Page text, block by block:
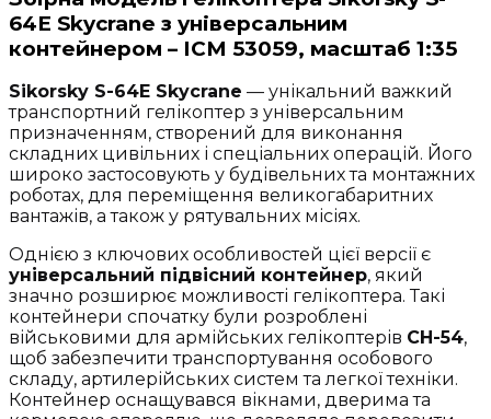
універсальним
контейнером
(53059)
64E Skycrane з універсальним
контейнером – ICM 53059, масштаб 1:35
Sikorsky S-64E Skycrane — унікальний важкий
транспортний гелікоптер з універсальним
призначенням, створений для виконання
складних цивільних і спеціальних операцій. Його
широко застосовують у будівельних та монтажних
роботах, для переміщення великогабаритних
вантажів, а також у рятувальних місіях.
Однією з ключових особливостей цієї версії є
універсальний підвісний контейнер, який
значно розширює можливості гелікоптера. Такі
контейнери спочатку були розроблені
військовими для армійських гелікоптерів CH-54,
щоб забезпечити транспортування особового
складу, артилерійських систем та легкої техніки.
Контейнер оснащувався вікнами, дверима та